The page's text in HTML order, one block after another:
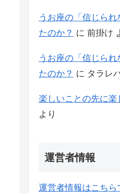
うお座の「信じら
たのか？ に 前掛け
うお座の「信じら
たのか？ に タラレ
楽しいことの先に楽
より
運営者情報
運営者情報はこちら